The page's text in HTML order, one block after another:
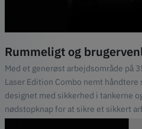
Rummeligt og
Med et generøst arbejdsområde på
Laser Edition Combo nemt
designet med sikkerhed i tankerne
nødstopknap for at sikre et sikkert